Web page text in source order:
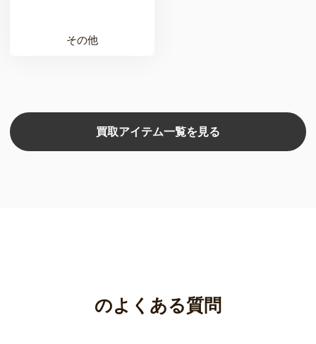
その他
買取アイテム一覧を見る
のよくある質問